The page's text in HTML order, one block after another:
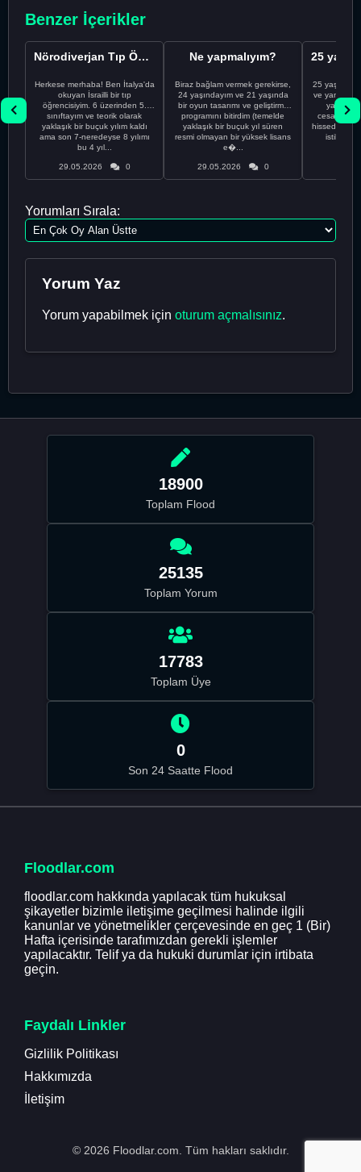
Benzer İçerikler
Nörodiverjan Tıp Öğrencisi Yeni Bir Yol Arıyor
Herkese merhaba! Ben İtalya'da
okuyan İsrailli bir tıp
öğrencisiyim. 6 üzerinden 5.
sınıftayım ve teorik olarak
yaklaşık bir buçuk yılım kaldı
ama son 7-neredeyse 8 yılımı
bu 4 yıl...
29.05.2026 0
Ne yapmalıyım?
Biraz bağlam vermek gerekirse,
24 yaşındayım ve 21 yaşında
bir oyun tasarımı ve geliştirme
programını bitirdim (temelde
yaklaşık bir buçuk yıl süren
resmi olmayan bir yüksek lisans
e�...
29.05.2026 0
25
ve yanlış
cesaretimin
Yorumları Sırala:
Yorum Yaz
Yorum yapabilmek için oturum açmalısınız.
18900
Toplam Flood
25135
Toplam Yorum
17783
Toplam Üye
0
Son 24 Saatte Flood
Floodlar.com
floodlar.com hakkında yapılacak tüm hukuksal
şikayetler bizimle iletişime geçilmesi halinde ilgili
kanunlar ve yönetmelikler çerçevesinde en geç 1 (Bir)
Hafta içerisinde tarafımızdan gerekli işlemler
yapılacaktır. Telif ya da hukuki durumlar için irtibata
geçin.
Faydalı Linkler
Gizlilik Politikası
Hakkımızda
İletişim
© 2026 Floodlar.com. Tüm hakları saklıdır.